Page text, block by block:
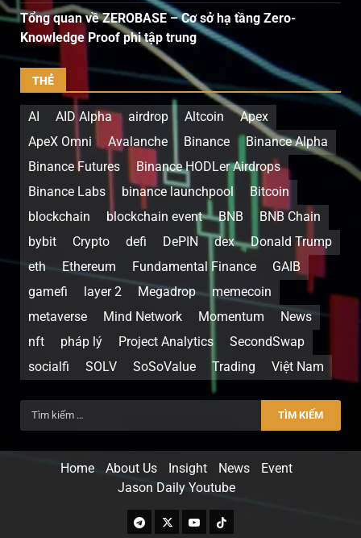
Tổng quan về ZEROBASE – Cơ sở hạ tầng Zero-
Knowledge Proof phi tập trung
THẺ
AI AID Alpha airdrop Altcoin
Apex
ApeX Omni
Avalanche Binance
Binance Alpha
Binance Futures
Binance HODLer Airdrops
Binance Labs
binance launchpool
Bitcoin
blockchain
blockchain event BNB
BNB Chain
bybit
Crypto defi DePIN dex
Donald Trump
eth
Ethereum Fundamental Finance
GAIB
gamefi
layer 2 Megadrop
memecoin
metaverse
Mind Network Momentum
News
nft
pháp lý Project Analytics
SecondSwap
socialfi
SOLV SoSoValue Trading Việt Nam
Home About Us Insight News
Event
Jason Daily Youtube